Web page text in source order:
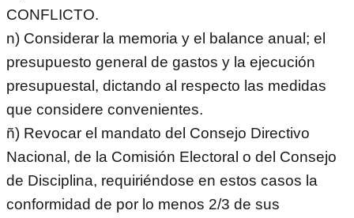
CONFLICTO.
n) Considerar la memoria y el balance anual; el
presupuesto general de gastos y la ejecución
presupuestal, dictando al respecto las medidas
que considere convenientes.
ñ) Revocar el mandato del Consejo Directivo
Nacional, de la Comisión Electoral o del Consejo
de Disciplina, requiriéndose en estos casos la
conformidad de por lo menos 2/3 de sus